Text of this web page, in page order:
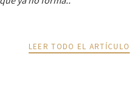
LEER TODO EL ARTÍCULO